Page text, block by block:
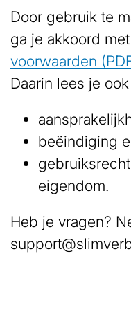
Door gebruik te
ga je akkoord
voorwaarden
Daarin lees je
beëindiging
eigendom.
Heb je vragen?